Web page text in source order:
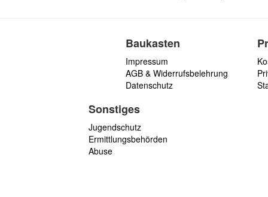
Baukasten
Impressum
AGB & Widerrufsbelehrung
Datenschutz
Sonstiges
Jugendschutz
Ermittlungsbehörden
Abuse